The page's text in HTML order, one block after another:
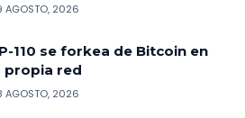
AGOSTO, 2026
110 se forkea de Bitcoin en
propia red
AGOSTO, 2026